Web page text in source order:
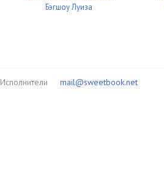
Бэгшоу Луиза
Исполнители mail@sweetbook.net